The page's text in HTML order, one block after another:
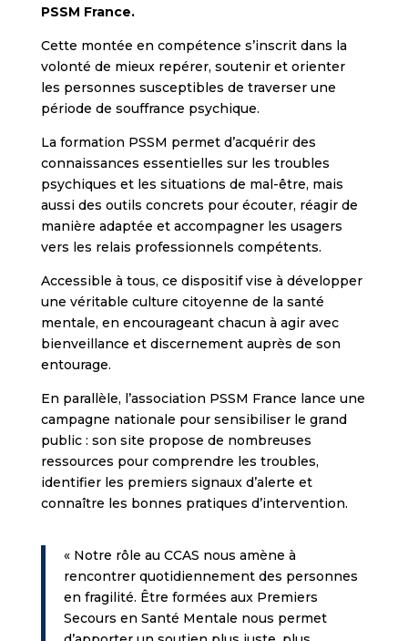
PSSM France.
Cette montée en compétence s’inscrit dans la
volonté de mieux repérer, soutenir et orienter
les personnes susceptibles de traverser une
période de souffrance psychique.
La formation PSSM permet d’acquérir des
connaissances essentielles sur les troubles
psychiques et les situations de mal-être, mais
aussi des outils concrets pour écouter, réagir de
manière adaptée et accompagner les usagers
vers les relais professionnels compétents.
Accessible à tous, ce dispositif vise à développer
une véritable culture citoyenne de la santé
mentale, en encourageant chacun à agir avec
bienveillance et discernement auprès de son
entourage.
En parallèle, l’association PSSM France lance une
campagne nationale pour sensibiliser le grand
public : son site propose de nombreuses
ressources pour comprendre les troubles,
identifier les premiers signaux d’alerte et
connaître les bonnes pratiques d’intervention.
« Notre rôle au CCAS nous amène à
rencontrer quotidiennement des personnes
en fragilité. Être formées aux Premiers
Secours en Santé Mentale nous permet